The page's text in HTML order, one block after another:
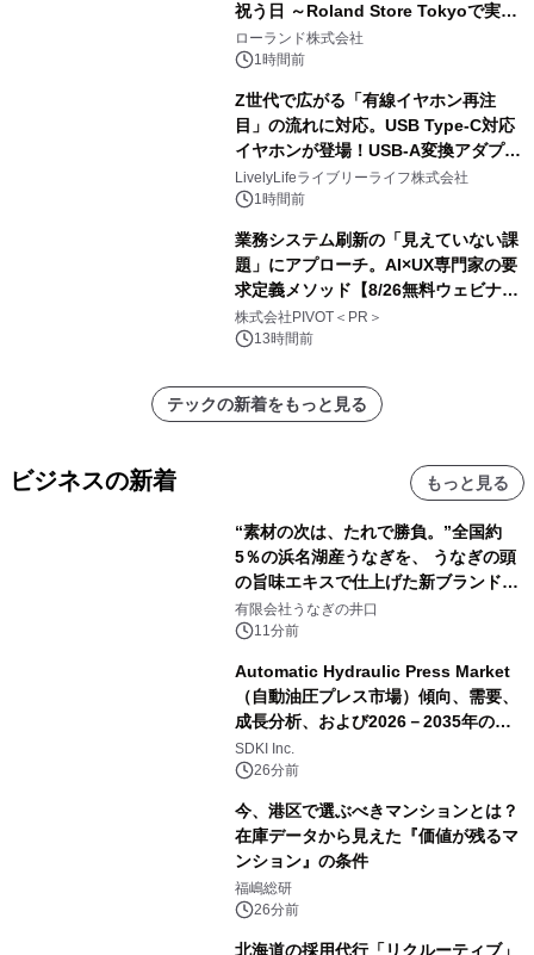
祝う日 ～Roland Store Tokyoで実機
を展示しての 記念キャンペーンを開
催 英国ラジオ「NTS」の 特別プログ
アーティストを フィーチャーしたアニ
メーションを公開～
ローランド株式会社
1時間前
Z世代で広がる「有線イヤホン再注
目」の流れに対応。USB Type-C対応
イヤホンが登場！USB-A変換アダプタ
ー付きでスマホからパソコンまで幅広
く活用可能
LivelyLifeライブリーライフ株式会社
1時間前
業務システム刷新の「見えていない課
題」にアプローチ。AI×UX専門家の要
求定義メソッド【8/26無料ウェビナ
ー】株式会社PIVOT
株式会社PIVOT＜PR＞
13時間前
テックの新着をもっと見る
ビジネスの新着 もっと見る
“素材の次は、たれで勝負。”全国約
5％の浜名湖産うなぎを、 うなぎの頭
の旨味エキスで仕上げた新ブランド
「井口の誉」誕生
有限会社うなぎの井口
11分前
Automatic Hydraulic Press Market
（自動油圧プレス市場）傾向、需要、
成長分析、および2026－2035年の予
測
SDKI Inc.
26分前
今、港区で選ぶべきマンションとは？
在庫データから見えた『価値が残るマ
ンション』の条件
福嶋総研
26分前
北海道の採用代行「リクルーティブ」